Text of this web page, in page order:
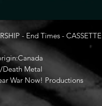
- End Times - CASSETTE
Death Metal
War Now! Productions